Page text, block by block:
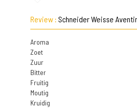
Review : Schneider Weisse
Aroma
Zoet
Zuur
Bitter
Fruitig
Moutig
Kruidig